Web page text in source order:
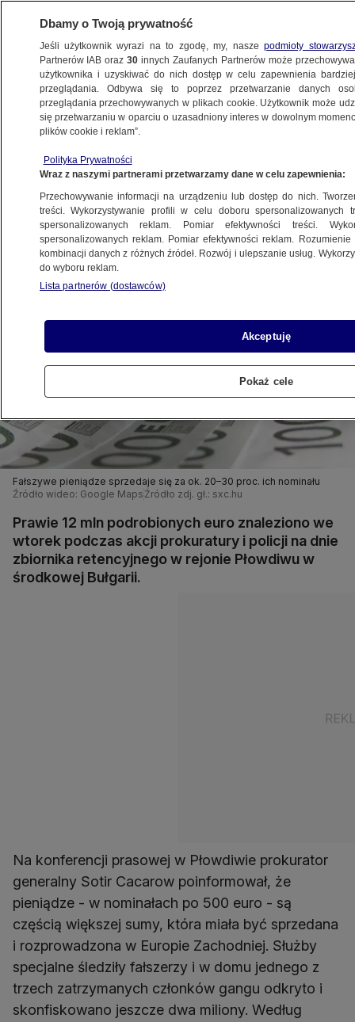
ŚWIAT
retencyjnego
1.11.2016, 17:50
Udostępnij
Fałszywe pieniądze sprzedaje się za ok. 20–30 proc. ich nominału
Źródło wideo: Google Maps Źródło zdj. gł.: sxc.hu
Prawie 12 mln podrobionych euro znaleziono we
wtorek podczas akcji prokuratury i policji na dnie
zbiornika retencyjnego w rejonie Płowdiwu w
środkowej Bułgarii.
Na konferencji prasowej w Płowdiwie prokurator
generalny Sotir Cacarow poinformował, że
pieniądze - w nominałach po 500 euro - są
częścią większej sumy, która miała być sprzedana
i rozprowadzona w Europie Zachodniej. Służby
specjalne śledziły fałszerzy i w domu jednego z
trzech zatrzymanych członków gangu odkryto i
skonfiskowano jeszcze dwa miliony. Według
Dbamy o Twoją prywatność
Jeśli użytkownik wyrazi na to zgodę, my, naszepodmioty
Partnerów IAB oraz30 innych Zaufanych Partnerów może
użytkownika i uzyskiwać do nich dostęp w celu zapewnienia
przeglądania. Odbywa się to poprzez przetwarzanie danych
przeglądania przechowywanych w plikach cookie. Użytkownik może
się przetwarzaniu w oparciu o uzasadniony interes w dowolnym
plików cookie i reklam”.
Polityka Prywatności
Wraz z naszymi partnerami przetwarzamy dane w celu zapewnienia:
Przechowywanie informacji na urządzeniu lub dostęp do nich.
treści. Wykorzystywanie profili w celu doboru spersonalizowanych
spersonalizowanych reklam. Pomiar efektywności treści.
spersonalizowanych reklam. Pomiar efektywności reklam.
kombinacji danych z różnych źródeł. Rozwój i ulepszanie usług.
do wyboru reklam.
Lista partnerów (dostawców)
Akceptuję
Pokaż cele